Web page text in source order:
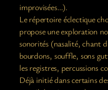
improvisées…).
Le répertoire éclectique
propose une exploration
sonorités (nasalité, chant
bourdons, souffle, sons
les registres, percussions
Déjà initié dans certains